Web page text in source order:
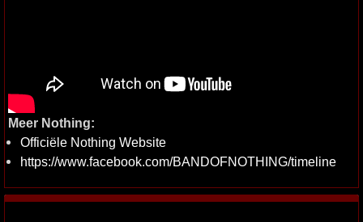
Meer Nothing:
Officiële Nothing Website
https://www.facebook.com/BANDOFNOTHING/timeline